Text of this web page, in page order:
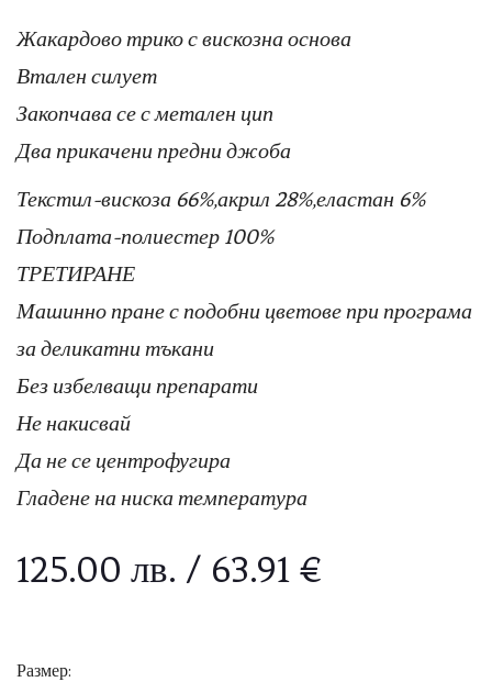
Жакардово трико с вискозна основа
Втален силует
Закопчава се с метален цип
Два прикачени предни джоба
Текстил-вискоза 66%,акрил 28%,еластан 6%
Подплата-полиестер 100%
ТРЕТИРАНЕ
Машинно пране с подобни цветове при програма
за деликатни тъкани
Без избелващи препарати
Не накисвай
Да не се центрофугира
Гладене на ниска температура
125.00 лв. / 63.91 €
Размер: